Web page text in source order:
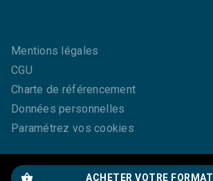
shopping_basket ACHETER VOTRE FORMAT
Mentions légales
CGU
Charte de référencement
Données personnelles
Paramétrez vos cookies